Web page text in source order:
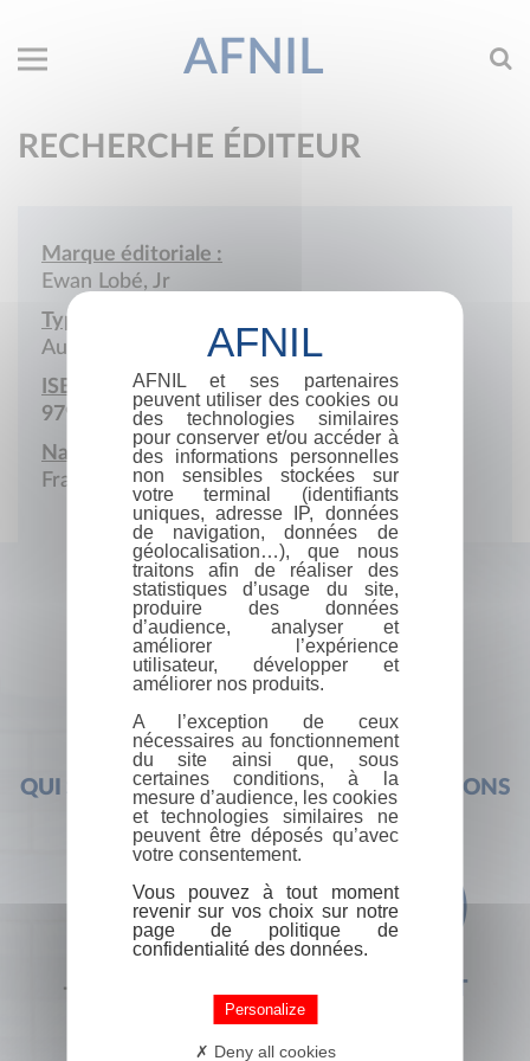
AFNIL
RECHERCHE ÉDITEUR
Marque éditoriale :
Ewan Lobé, Jr
Type de société :
Auto-édition
ISBN :
979-10-977271
Nationalité :
France
QUI SOMMES-NOUS ? FOIRE AUX QUESTIONS
+33 (0) 1 44 41 29 19 CONTACT
AFNIL et ses partenaires
peuvent utiliser des cookies ou
des technologies similaires
pour conserver et/ou accéder à
des informations personnelles
non sensibles stockées sur
votre terminal (identifiants
uniques, adresse IP, données
de navigation, données de
géolocalisation…), que nous
traitons afin de réaliser des
statistiques d’usage du site,
produire des données
d’audience, analyser et
améliorer l’expérience
utilisateur, développer et
améliorer nos produits.
A l’exception de ceux
nécessaires au fonctionnement
du site ainsi que, sous
certaines conditions, à la
mesure d’audience, les cookies
et technologies similaires ne
peuvent être déposés qu’avec
votre consentement.
Vous pouvez à tout moment
revenir sur vos choix sur notre
page de politique de
confidentialité des données.
Personalize
Deny all cookies